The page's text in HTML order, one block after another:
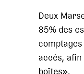
Deux
85% des
accès,
boîtes».